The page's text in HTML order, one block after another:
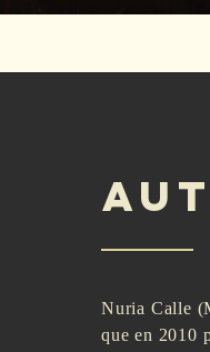
Nuria Calle
que en 2010